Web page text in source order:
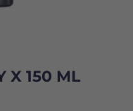
X 150 ML